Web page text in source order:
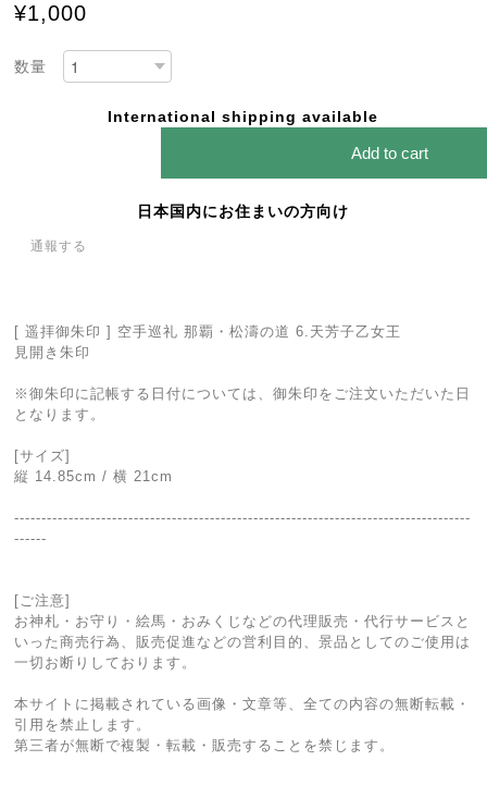
¥1,000
数量
International shipping available
Add to cart
日本国内にお住まいの方向け
通報する
[ 遥拝御朱印 ] 空手巡礼 那覇・松濤の道 6.天芳子乙女王
見開き朱印
※御朱印に記帳する日付については、御朱印をご注文いただいた日
となります。
[サイズ]
縦 14.85cm / 横 21cm
------------------------------------------------------------------------------------
------
[ご注意]
お神札・お守り・絵馬・おみくじなどの代理販売・代行サービスと
いった商売行為、販売促進などの営利目的、景品としてのご使用は
一切お断りしております。
本サイトに掲載されている画像・文章等、全ての内容の無断転載・
引用を禁止します。
第三者が無断で複製・転載・販売することを禁じます。